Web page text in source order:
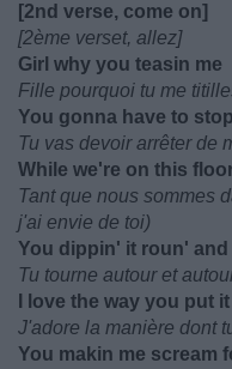
[2nd verse, come on]
[2ème verset, allez]
Girl why you teasin me
Fille pourquoi tu me
You gonna have to
Tu vas devoir arrêter de
While we're on this
Tant que nous sommes
j'ai envie de toi)
You dippin' it roun'
Tu tourne autour et
I love the way you put
J'adore la manière dont
You makin me scream